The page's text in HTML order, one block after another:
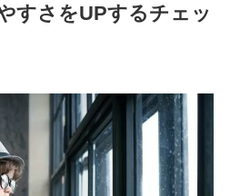
すさをUPするチェッ